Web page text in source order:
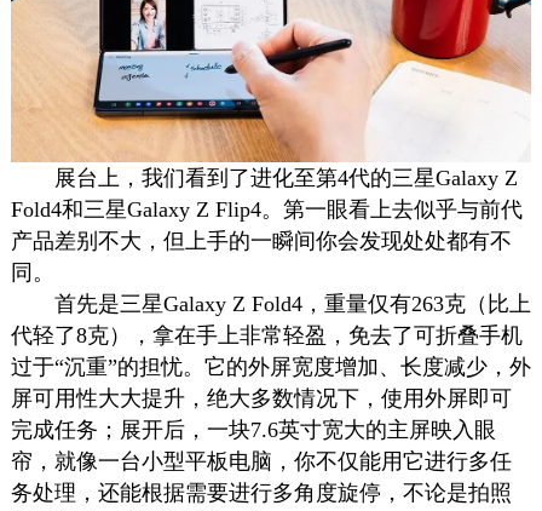
展台上，我们看到了进化至第4代的三星Galaxy Z
Fold4和三星Galaxy Z Flip4。第一眼看上去似乎与前代
产品差别不大，但上手的一瞬间你会发现处处都有不
同。
首先是三星Galaxy Z Fold4，重量仅有263克（比上
代轻了8克），拿在手上非常轻盈，免去了可折叠手机
过于“沉重”的担忧。它的外屏宽度增加、长度减少，外
屏可用性大大提升，绝大多数情况下，使用外屏即可
完成任务；展开后，一块7.6英寸宽大的主屏映入眼
帘，就像一台小型平板电脑，你不仅能用它进行多任
务处理，还能根据需要进行多角度旋停，不论是拍照